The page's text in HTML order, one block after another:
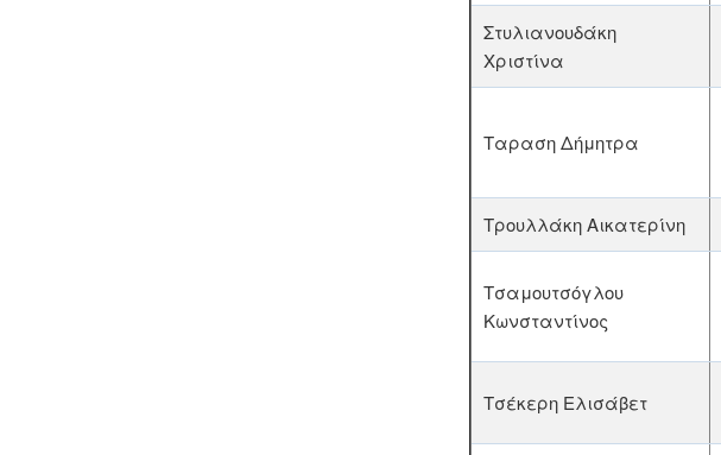
Στυλιανουδάκη
Χριστίνα
Ταραση Δήμητρα
Τρουλλάκη Αικατερίνη
Τσαμουτσόγλου
Κωνσταντίνος
Τσέκερη Ελισάβετ